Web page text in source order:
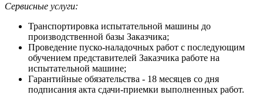
Сервисные услуги:
Транспортировка испытательной машины до
производственной базы Заказчика;
Проведение пуско-наладочных работ с последующим
обучением представителей Заказчика работе на
испытательной машине;
Гарантийные обязательства - 18 месяцев со дня
подписания акта сдачи-приемки выполненных работ.